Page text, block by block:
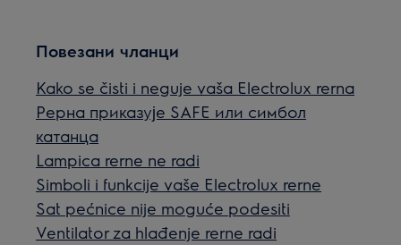
Повезани чланци
Kako se čisti i neguje vaša Electrolux rerna
Рерна приказује SAFE или симбол
катанца
Lampica rerne ne radi
Simboli i funkcije vaše Electrolux rerne
Sat pećnice nije moguće podesiti
Ventilator za hlađenje rerne radi